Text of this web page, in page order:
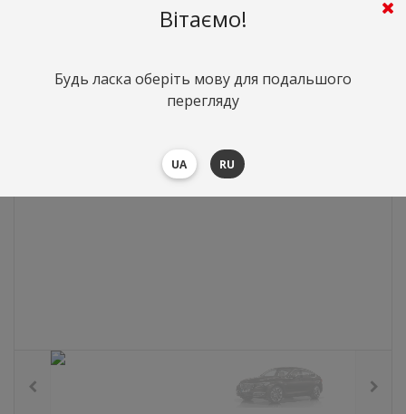
грн.($0)
Вітаємо!
Будь ласка оберіть мову для подальшого
перегляду
UA RU